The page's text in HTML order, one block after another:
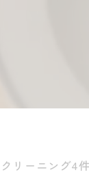
リーニング4